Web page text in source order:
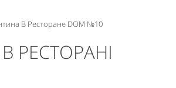
В Ресторане DOM №10
РЕСТОРАНІ